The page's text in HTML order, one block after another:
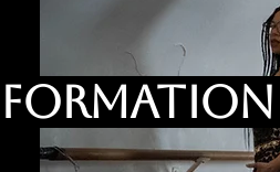
FORMATION